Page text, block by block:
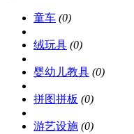
童车 (0)
绒玩具 (0)
婴幼儿教具 (0)
拼图拼板 (0)
游艺设施 (0)